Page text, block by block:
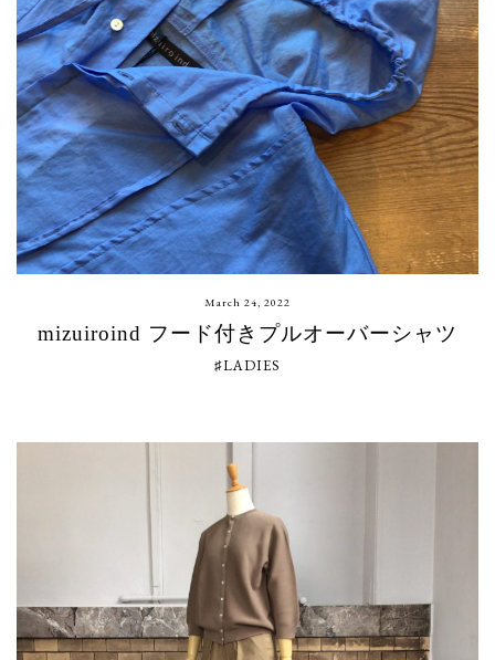
March 24, 2022
mizuiroind フード付きプルオーバーシャツ
♯LADIES